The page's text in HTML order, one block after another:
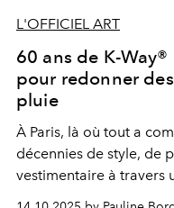
L'OFFICIEL ART
60 ans de K-
pour redonner
pluie
À Paris, là où tout a
décennies de style, de
vestimentaire à travers
art, mémoire et audace.